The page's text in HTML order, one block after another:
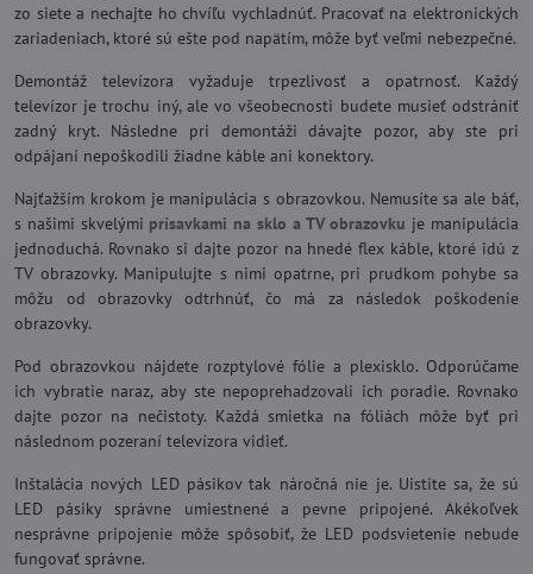
zo siete a nechajte ho chvíľu vychladnúť. Pracovať na elektronických
zariadeniach, ktoré sú ešte pod napätím, môže byť veľmi nebezpečné.
Demontáž televízora vyžaduje trpezlivosť a opatrnosť. Každý
televízor je trochu iný, ale vo všeobecnosti budete musieť odstrániť
zadný kryt. Následne pri demontáži dávajte pozor, aby ste pri
odpájaní nepoškodili žiadne káble ani konektory.
Najťažším krokom je manipulácia s obrazovkou. Nemusíte sa ale báť,
s našimi skvelými prísavkami na sklo a TV obrazovku je manipulácia
jednoduchá. Rovnako si dajte pozor na hnedé flex káble, ktoré idú z
TV obrazovky. Manipulujte s nimi opatrne, pri prudkom pohybe sa
môžu od obrazovky odtrhnúť, čo má za následok poškodenie
obrazovky.
Pod obrazovkou nájdete rozptylové fólie a plexisklo. Odporúčame
ich vybratie naraz, aby ste nepoprehadzovali ich poradie. Rovnako
dajte pozor na nečistoty. Každá smietka na fóliách môže byť pri
následnom pozeraní televízora vidieť.
Inštalácia nových LED pásikov tak náročná nie je. Uistite sa, že sú
LED pásiky správne umiestnené a pevne pripojené. Akékoľvek
nesprávne pripojenie môže spôsobiť, že LED podsvietenie nebude
fungovať správne.